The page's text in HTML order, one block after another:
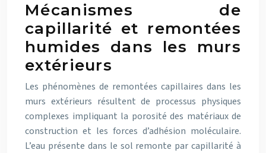
Mécanismes de
capillarité et remontées
humides dans les murs
extérieurs
Les phénomènes de remontées capillaires dans les
murs extérieurs résultent de processus physiques
complexes impliquant la porosité des matériaux de
construction et les forces d’adhésion moléculaire.
L’eau présente dans le sol remonte par capillarité à